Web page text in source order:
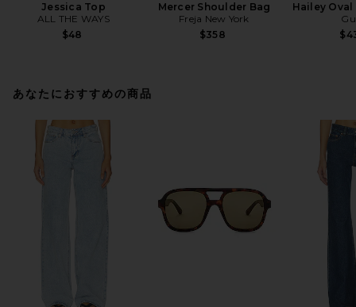
Jessica Top
ALL THE WAYS
$48
Mercer Shoulder Bag
Freja New York
$358
Hailey
あなたにおすすめの商品